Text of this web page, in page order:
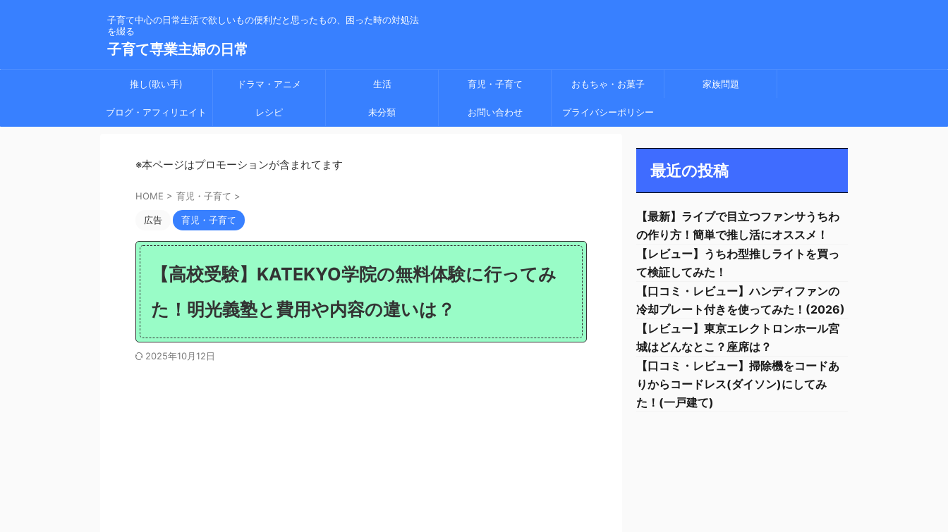
子育て中心の日常生活で欲しいもの便利だと思ったもの、困った時の対処法
を綴る
子育て専業主婦の日常
推し(歌い手) ドラマ・アニメ 生活 育児・子育て おもちゃ・お菓子 家族問題
ブログ・アフィリエイト レシピ 未分類 お問い合わせ プライバシーポリシー
※本ページはプロモーションが含まれてます
HOME > 育児・子育て >
広告 育児・子育て
【高校受験】KATEKYO学院の無料体験に行ってみ
た！明光義塾と費用や内容の違いは？
2025年10月12日
最近の投稿
【最新】ライブで目立つファンサうちわ
の作り方！簡単で推し活にオススメ！
【レビュー】うちわ型推しライトを買っ
て検証してみた！
【口コミ・レビュー】ハンディファンの
冷却プレート付きを使ってみた！(2026)
【レビュー】東京エレクトロンホール宮
城はどんなとこ？座席は？
【口コミ・レビュー】掃除機をコードあ
りからコードレス(ダイソン)にしてみ
た！(一戸建て)